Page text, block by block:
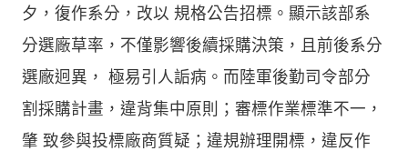
夕，復作系分，改以 規格公告招標。顯示該部系
分選廠草率，不僅影響後續採購決策，且前後系分
選廠迥異， 極易引人詬病。而陸軍後勤司令部分
割採購計畫，違背集中原則；審標作業標準不一，
肇 致參與投標廠商質疑；違規辦理開標，違反作